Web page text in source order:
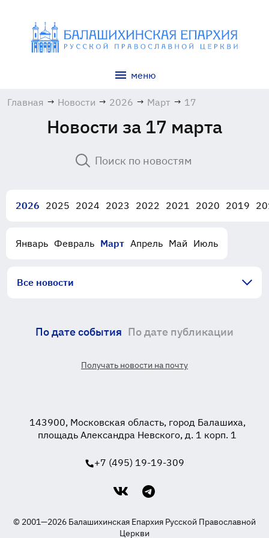
меню
Главная → Новости → 2026 → Март → 17
Новости за 17 марта
2026 2025 2024 2023 2022 2021 2020 2019
Январь Февраль Март Апрель Май Июль
Все новости
По дате события По дате публикации
Получать новости на почту
143900, Московская область, город Балашиха,
площадь Александра Невского, д. 1 корп. 1
+7 (495) 19-19-309
© 2001—2026 Балашихинская Епархия Русской Православной
Церкви